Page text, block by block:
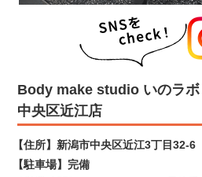
Body make studio いのラボ
中央区近江店
【住所】 新潟市中央区近江3丁目32-6
【駐車場】 完備